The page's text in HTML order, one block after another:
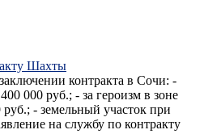
Шахты
контракта в Сочи: -
000 руб.; - за героизм в зоне
- земельный участок при
на службу по контракту